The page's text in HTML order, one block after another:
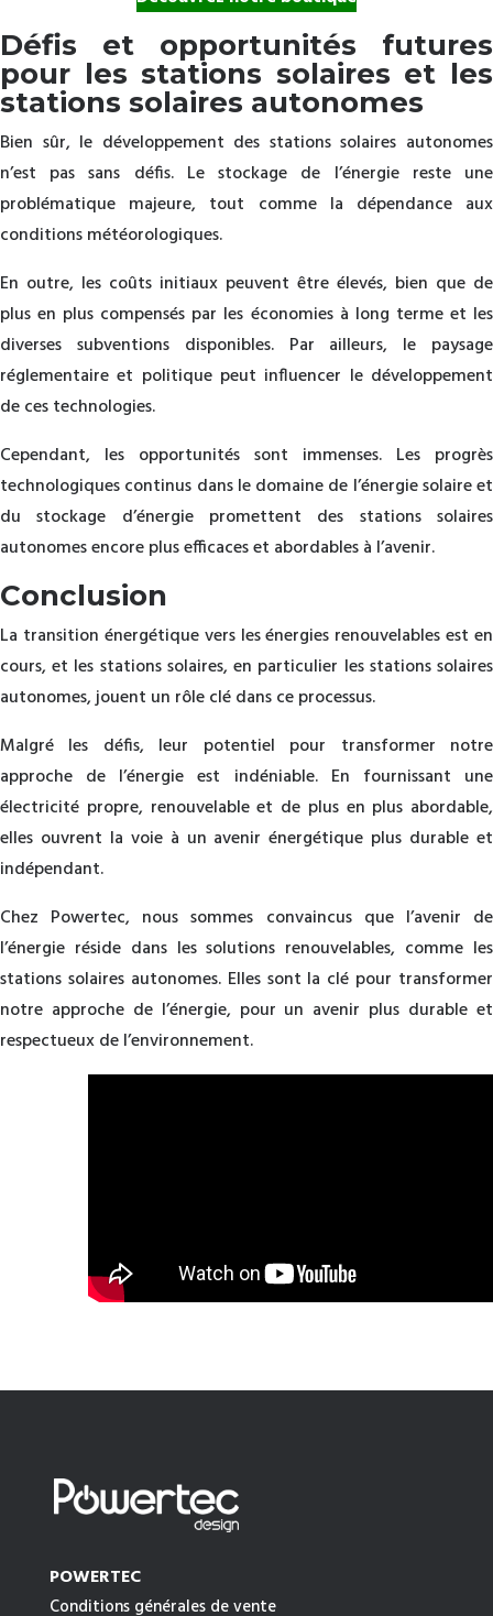
Défis et opportunités futures
pour les stations solaires et les
stations solaires autonomes
Bien sûr, le développement des stations solaires autonomes
n’est pas sans défis. Le stockage de l’énergie reste une
problématique majeure, tout comme la dépendance aux
conditions météorologiques.
En outre, les coûts initiaux peuvent être élevés, bien que de
plus en plus compensés par les économies à long terme et les
diverses subventions disponibles. Par ailleurs, le paysage
réglementaire et politique peut influencer le développement
de ces technologies.
Cependant, les opportunités sont immenses. Les progrès
technologiques continus dans le domaine de l’énergie solaire et
du stockage d’énergie promettent des stations solaires
autonomes encore plus efficaces et abordables à l’avenir.
Conclusion
La transition énergétique vers les énergies renouvelables est en
cours, et les stations solaires, en particulier les stations solaires
autonomes, jouent un rôle clé dans ce processus.
Malgré les défis, leur potentiel pour transformer notre
approche de l’énergie est indéniable. En fournissant une
électricité propre, renouvelable et de plus en plus abordable,
elles ouvrent la voie à un avenir énergétique plus durable et
indépendant.
Chez Powertec, nous sommes convaincus que l’avenir de
l’énergie réside dans les solutions renouvelables, comme les
stations solaires autonomes. Elles sont la clé pour transformer
notre approche de l’énergie, pour un avenir plus durable et
respectueux de l’environnement.
POWERTEC
Conditions générales de vente